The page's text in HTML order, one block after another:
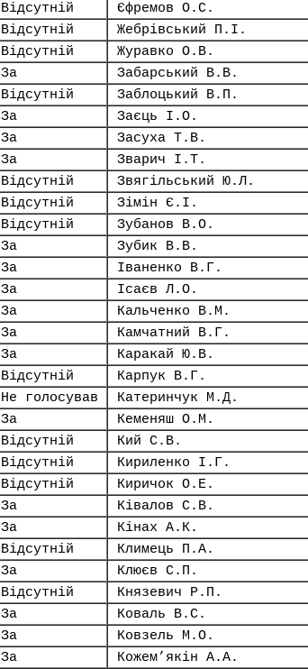
Відсутній Єфремов О.С.
Відсутній Жебрівський П.І.
Відсутній Журавко О.В.
За Забарський В.В.
Відсутній Заблоцький В.П.
За Заєць І.О.
За Засуха Т.В.
За Зварич І.Т.
Відсутній Звягільський Ю.Л.
Відсутній Зімін Є.І.
Відсутній Зубанов В.О.
За Зубик В.В.
За Іваненко В.Г.
За Ісаєв Л.О.
За Кальченко В.М.
За Камчатний В.Г.
За Каракай Ю.В.
Відсутній Карпук В.Г.
Не голосував Катеринчук М.Д.
За Кеменяш О.М.
Відсутній Кий С.В.
Відсутній Кириленко І.Г.
Відсутній Киричок О.Е.
За Ківалов С.В.
За Кінах А.К.
Відсутній Климець П.А.
За Клюєв С.П.
Відсутній Князевич Р.П.
За Коваль В.С.
За Ковзель М.О.
За Кожем’якін А.А.